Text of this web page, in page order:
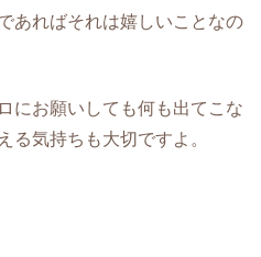
あればそれは嬉しいことなの
にお願いしても何も出てこな
る気持ちも大切ですよ。